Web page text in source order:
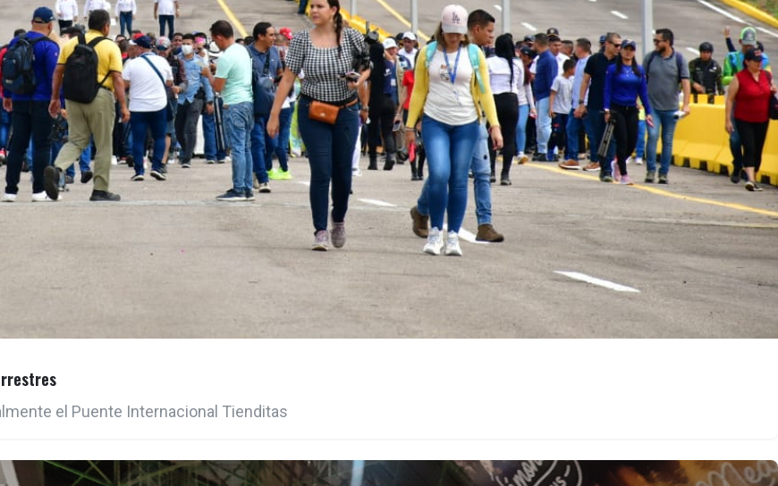
el Puente Internacional Tienditas